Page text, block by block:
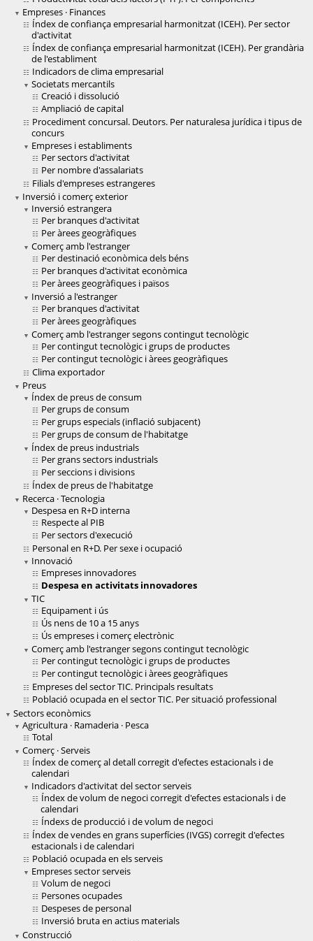
Empreses · Finances
Índex de confiança empresarial harmonitzat (ICEH). Per sector
d'activitat
Índex de confiança empresarial harmonitzat (ICEH). Per grandària
de l'establiment
Indicadors de clima empresarial
Societats mercantils
Creació i dissolució
Ampliació de capital
Procediment concursal. Deutors. Per naturalesa jurídica i tipus de
concurs
Empreses i establiments
Per sectors d'activitat
Per nombre d'assalariats
Filials d'empreses estrangeres
Inversió i comerç exterior
Inversió estrangera
Per branques d'activitat
Per àrees geogràfiques
Comerç amb l'estranger
Per destinació econòmica dels béns
Per branques d'activitat econòmica
Per àrees geogràfiques i països
Inversió a l'estranger
Per branques d'activitat
Per àrees geogràfiques
Comerç amb l'estranger segons contingut tecnològic
Per contingut tecnològic i grups de productes
Per contingut tecnològic i àrees geogràfiques
Clima exportador
Preus
Índex de preus de consum
Per grups de consum
Per grups especials (inflació subjacent)
Per grups de consum de l'habitatge
Índex de preus industrials
Per grans sectors industrials
Per seccions i divisions
Índex de preus de l'habitatge
Recerca · Tecnologia
Despesa en R+D interna
Respecte al PIB
Per sectors d'execució
Personal en R+D. Per sexe i ocupació
Innovació
Empreses innovadores
Despesa en activitats innovadores
TIC
Equipament i ús
Ús nens de 10 a 15 anys
Ús empreses i comerç electrònic
Comerç amb l'estranger segons contingut tecnològic
Per contingut tecnològic i grups de productes
Per contingut tecnològic i àrees geogràfiques
Empreses del sector TIC. Principals resultats
Població ocupada en el sector TIC. Per situació professional
Sectors econòmics
Agricultura · Ramaderia · Pesca
Total
Comerç · Serveis
Índex de comerç al detall corregit d'efectes estacionals i de
calendari
Indicadors d'activitat del sector serveis
Índex de volum de negoci corregit d'efectes estacionals i de
calendari
Índexs de producció i de volum de negoci
Índex de vendes en grans superfícies (IVGS) corregit d'efectes
estacionals i de calendari
Població ocupada en els serveis
Empreses sector serveis
Volum de negoci
Persones ocupades
Despeses de personal
Inversió bruta en actius materials
Construcció